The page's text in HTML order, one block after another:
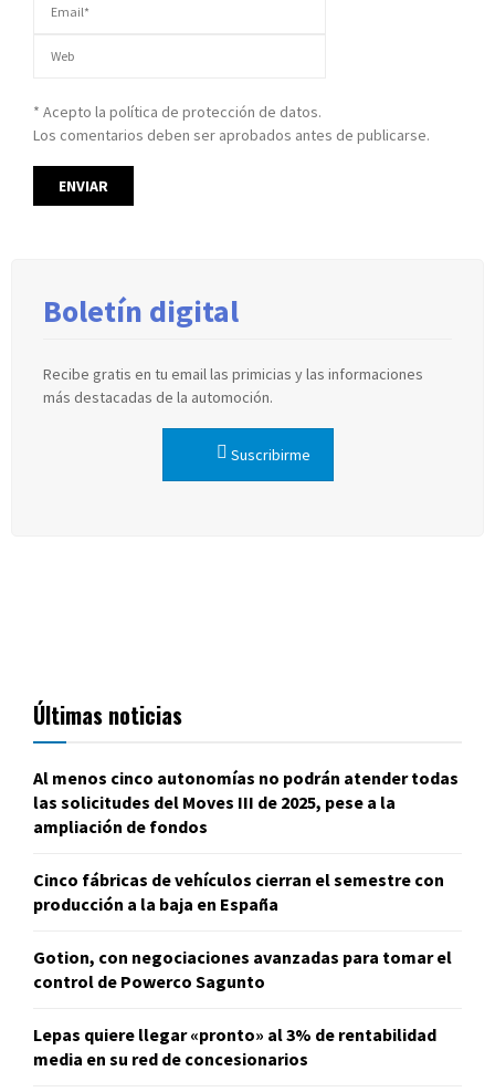
* Acepto la política de protección de datos.
Los comentarios deben ser aprobados antes de publicarse.
Boletín digital
Recibe gratis en tu email las primicias y las informaciones
más destacadas de la automoción.
Suscribirme
Últimas noticias
Al menos cinco autonomías no podrán atender todas
las solicitudes del Moves III de 2025, pese a la
ampliación de fondos
Cinco fábricas de vehículos cierran el semestre con
producción a la baja en España
Gotion, con negociaciones avanzadas para tomar el
control de Powerco Sagunto
Lepas quiere llegar «pronto» al 3% de rentabilidad
media en su red de concesionarios